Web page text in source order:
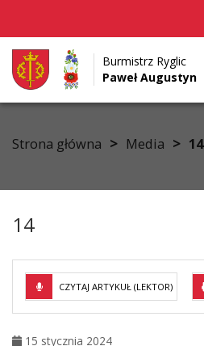
Przejdź do menu
Przejdź do głównej treści strony
Przejdź do stopki strony
Burmistrz Ryglic
Paweł Augustyn
Strona główna > Media > 14
14
CZYTAJ ARTYKUŁ (LEKTOR)
15 stycznia 2024